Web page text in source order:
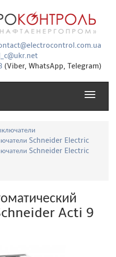
(Viber, WhatsApp, Telegram)
Toggle
Schneider Electric
Schneider Electric
Acti 9